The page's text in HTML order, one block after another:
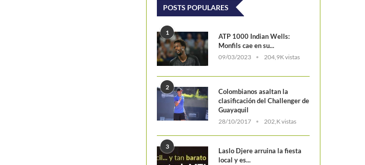
POSTS POPULARES
1
ATP 1000 Indian Wells:
Monfils cae en su...
09/03/2023 204,9K vistas
2
Colombianos asaltan la
clasificación del Challenger de
Guayaquil
28/10/2017 202,K vistas
3
Laslo Djere arruina la fiesta
local y es...